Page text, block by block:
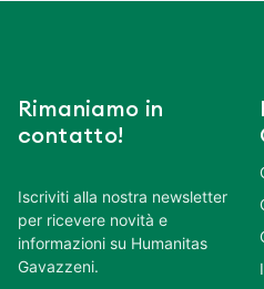
Rimaniamo in
contatto!
Iscriviti alla nostra newsletter
per ricevere novità e
informazioni su Humanitas
Gavazzeni.